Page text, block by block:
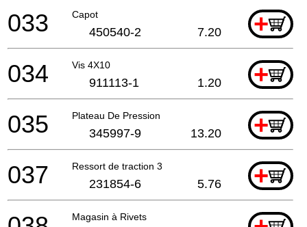
Capot +
033 450540-2 7.20
Vis 4X10 +
034 911113-1 1.20
Plateau De Pression +
035 345997-9 13.20
Ressort de traction 3 +
037 231854-6 5.76
Magasin à Rivets